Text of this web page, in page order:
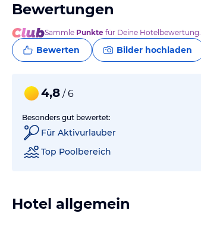
Bewertungen
Sammle Punkte für Deine Hotelbewertung.
Bewerten Bilder hochladen
4,8 / 6
Besonders gut bewertet:
Für Aktivurlauber
Top Poolbereich
Hotel allgemein